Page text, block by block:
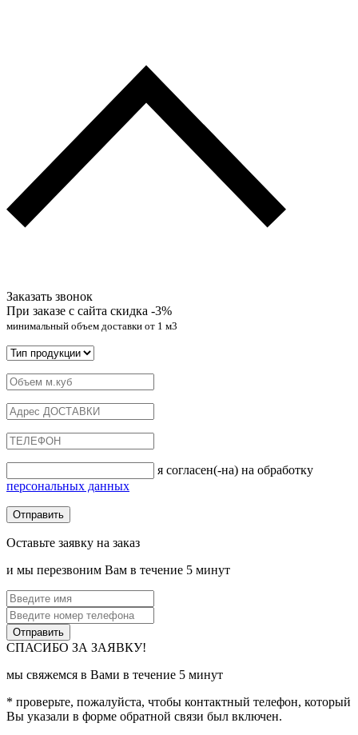
Заказать звонок
При заказе с сайта скидка -3%
минимальный объем доставки от 1 м3
я согласен(-на) на обработку
персональных данных
Оставьте заявку на заказ
и мы перезвоним Вам в течение 5 минут
СПАСИБО ЗА ЗАЯВКУ!
мы свяжемся в Вами в течение 5 минут
* проверьте, пожалуйста, чтобы контактный телефон, который
Вы указали в форме обратной связи был включен.